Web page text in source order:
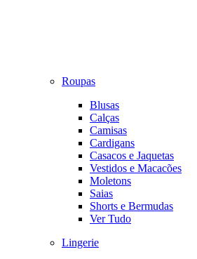
Roupas
Blusas
Calças
Camisas
Cardigans
Casacos e Jaquetas
Vestidos e Macacões
Moletons
Saias
Shorts e Bermudas
Ver Tudo
Lingerie